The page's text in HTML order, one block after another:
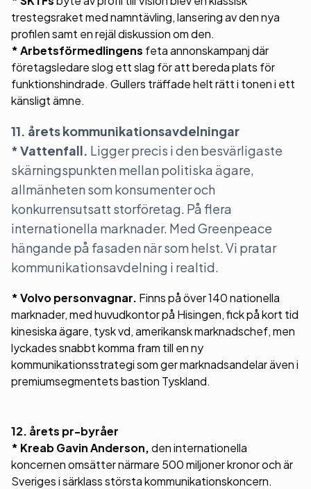
trestegsraket med namntävling, lansering av den nya
profilen samt en rejäl diskussion om den.
* Arbetsförmedlingens feta annonskampanj där
företagsledare slog ett slag för att bereda plats för
funktionshindrade. Gullers träffade helt rätt i tonen i ett
känsligt ämne.
11. årets kommunikationsavdelningar
* Vattenfall. Ligger precis i den besvärligaste
skärningspunkten mellan politiska ägare,
allmänheten som konsumenter och
konkurrensutsatt storföretag. På flera
internationella marknader. Med Greenpeace
hängande på fasaden när som helst. Vi pratar
kommunikationsavdelning i realtid.
* Volvo personvagnar. Finns på över 140 nationella
marknader, med huvudkontor på Hisingen, fick på kort tid
kinesiska ägare, tysk vd, amerikansk marknadschef, men
lyckades snabbt komma fram till en ny
kommunikationsstrategi som ger marknadsandelar även i
premiumsegmentets bastion Tyskland.
12. årets pr-byråer
* Kreab Gavin Anderson,den internationella
koncernen omsätter närmare 500 miljoner kronor och är
Sveriges i särklass största kommunikationskoncern.